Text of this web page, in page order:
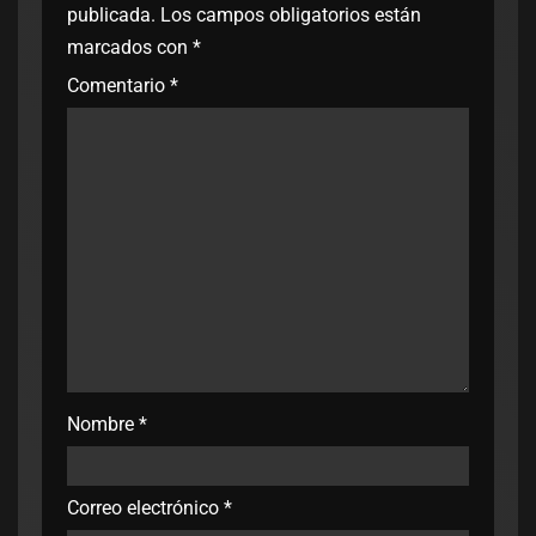
publicada. Los campos obligatorios están
marcados con *
Comentario *
Nombre *
Correo electrónico *